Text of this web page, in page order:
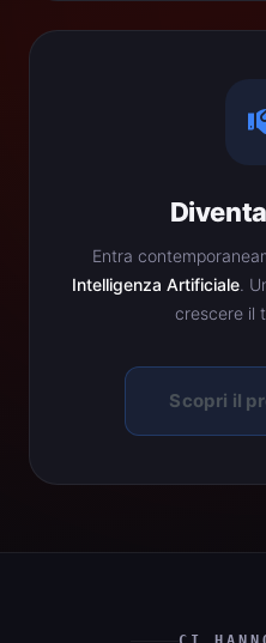
Entra
Intelligenza Artificiale.
crescere il
Scopri il